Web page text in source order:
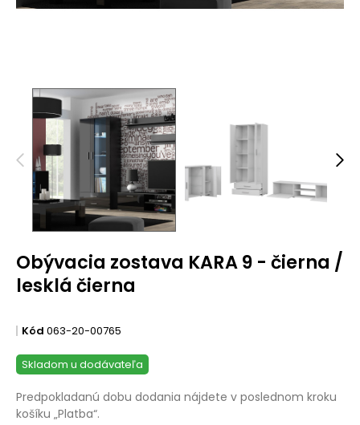
Obývacia zostava KARA 9 - čierna /
lesklá čierna
Kód 063-20-00765
Skladom u dodávateľa
Predpokladanú dobu dodania nájdete v poslednom kroku
košíku „Platba“.